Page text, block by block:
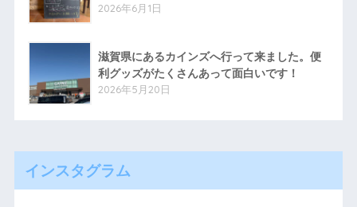
2026年6月1日
滋賀県にあるカインズへ行って来ました。便
利グッズがたくさんあって面白いです！
2026年5月20日
インスタグラム